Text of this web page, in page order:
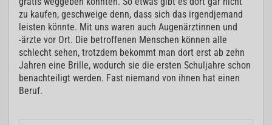
zu kaufen, geschweige denn, dass sich das irgendjemand
leisten könnte. Mit uns waren auch Augenärztinnen und
-ärzte vor Ort. Die betroffenen Menschen können alle
schlecht sehen, trotzdem bekommt man dort erst ab zehn
Jahren eine Brille, wodurch sie die ersten Schuljahre schon
benachteiligt werden. Fast niemand von ihnen hat einen
Beruf.